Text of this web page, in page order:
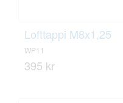
Lofttappi M8x1,25
WP11
395 kr